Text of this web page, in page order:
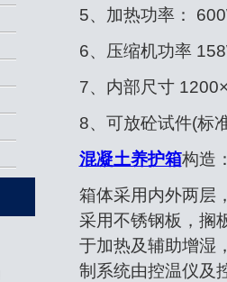
5、加热功率：
6、压缩机功率
7、内部尺寸
8、可放砼试件(标
混凝土养护箱构造
箱体采用内外两层
采用不锈钢板，搁
于加热及辅助增湿
制系统由控温仪及